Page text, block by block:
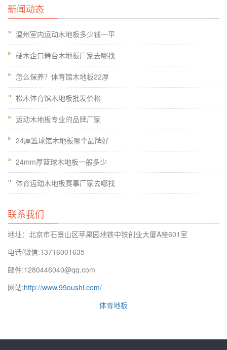
地板的质量，甚至完全榆树。
要做好防潮筹办，尤其是底层较湿润的处所，必然要涂上防潮漆
或铺上防潮膜等产物。龙骨要平，要稳，不成用水泥加固，而是
要用收缩螺栓、美固钉来停止加固。
湖南柞木运动木地板十大品牌，同时，地板绘有360度。地板的
时，UV紫外线固化用于使涂料密封后板管并阻止潮湿路径。 ，
进一步增强了地板的稳定性。
新闻动态
温州室内运动木地板多少钱一平
硬木企口舞台木地板厂家去哪找
怎么保养？体育馆木地板22厚
松木体育馆木地板批发价格
运动木地板专业的品牌厂家
24厚篮球馆木地板哪个品牌好
24mm厚篮球木地板一般多少
体育运动木地板赛事厂家去哪找
联系我们
地址：北京市石景山区苹果园地铁中铁创业大厦A座601室
电话/微信:13716001635
邮件:1280446040@qq.com
网站:http://www.99oushi.com/
体育地板